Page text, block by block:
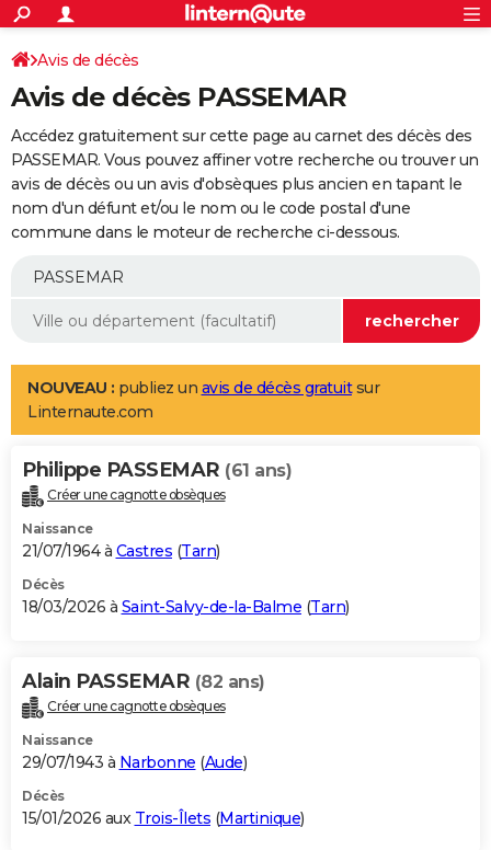
ACTUALITÉS
Politique
Société
Faits Divers
Education
Monde
Villes
+
SPORT
Coupe du monde 2026
Football
Tennis
Cyclisme
Rugby
Forum
Programme TV
TNT
Streaming
Cinéma
Sorties cinéma
Musique
+
FINANCE
Retraite
Epargne
Immobilier
Risques naturels par ville
Banque
Assurance
AUTO
Essais
Réserver un essai
Citadines
Berlines
SUV
Forum auto
+
Mobiles
Meilleur smartphone
Internet
Ordinateurs
Jeux vidéo
Guide high-tech
Aménagement intérieur
LIFESTYLE
Art de vivre
Bien-être
Loisirs
Mode
Modes de vie
Alimentation
Guide de la santé
Maladies
Médicaments
Sommeil
VOYAGE
Destinations
City break
Voyage nature
Voyage de noces
Forum
Climat
+PHOTO
GUIDES D'ACHAT
BONS PLANS
Carte de Noël
Carte Bonne année
Carte Saint-Valentin
Carte Pâques
Carte d'anniversaire
DICTIONNAIRE
Dictionnaire
Biographies
Citations
Expressions
Proverbes
PROGRAMME TV
S'inscrire
Se connecter
Lycées
Collèges
Primaires
Universités
Entreprises
Service militaire
Avis de recherche
AVIS DE DÉCÈS
Avis de décès
Avis de décès PASSEMAR
Accédez gratuitement sur cette page au carnet des décès des
PASSEMAR. Vous pouvez affiner votre recherche ou trouver un
avis de décès ou un avis d'obsèques plus ancien en tapant le
nom d'un défunt et/ou le nom ou le code postal d'une
commune dans le moteur de recherche ci-dessous.
NOUVEAU : publiez un avis de décès gratuitsur
Linternaute.com
Philippe PASSEMAR (61 ans)
Créer une cagnotte obsèques
Naissance
21/07/1964 à Castres (Tarn)
Décès
18/03/2026 à Saint-Salvy-de-la-Balme (Tarn)
Alain PASSEMAR (82 ans)
Créer une cagnotte obsèques
Naissance
29/07/1943 à Narbonne (Aude)
Décès
15/01/2026 aux Trois-Îlets (Martinique)